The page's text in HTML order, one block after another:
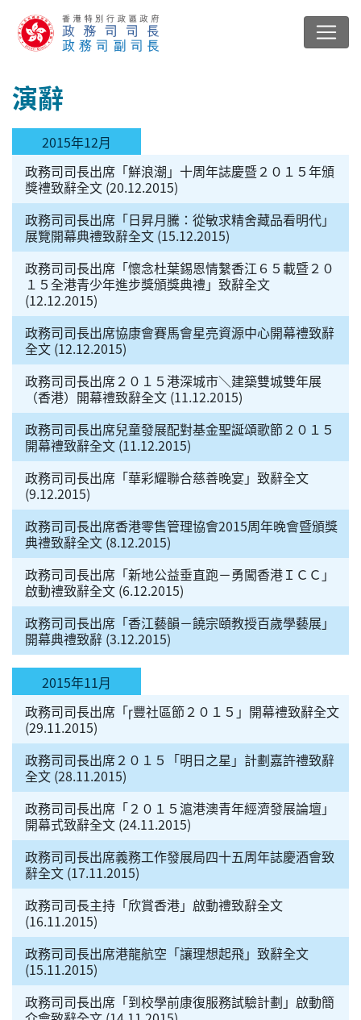
演辭
2015年12月
政務司司長出席「鮮浪潮」十周年誌慶暨２０１５年頒
獎禮致辭全文 (20.12.2015)
政務司司長出席「日昇月騰：從敏求精舍藏品看明代」
展覽開幕典禮致辭全文 (15.12.2015)
政務司司長出席「懷念杜葉錫恩情繫香江６５載暨２０
１５全港青少年進步獎頒獎典禮」致辭全文
(12.12.2015)
政務司司長出席協康會賽馬會星亮資源中心開幕禮致辭
全文 (12.12.2015)
政務司司長出席２０１５港深城市＼建築雙城雙年展
（香港）開幕禮致辭全文 (11.12.2015)
政務司司長出席兒童發展配對基金聖誕頌歌節２０１５
開幕禮致辭全文 (11.12.2015)
政務司司長出席「華彩耀聯合慈善晚宴」致辭全文
(9.12.2015)
政務司司長出席香港零售管理協會2015周年晚會暨頒獎
典禮致辭全文 (8.12.2015)
政務司司長出席「新地公益垂直跑－勇闖香港ＩＣＣ」
啟動禮致辭全文 (6.12.2015)
政務司司長出席「香江藝韻－饒宗頤教授百歲學藝展」
開幕典禮致辭 (3.12.2015)
2015年11月
政務司司長出席「豐社區節２０１５」開幕禮致辭全文
(29.11.2015)
政務司司長出席２０１５「明日之星」計劃嘉許禮致辭
全文 (28.11.2015)
政務司司長出席「２０１５滬港澳青年經濟發展論壇」
開幕式致辭全文 (24.11.2015)
政務司司長出席義務工作發展局四十五周年誌慶酒會致
辭全文 (17.11.2015)
政務司司長主持「欣賞香港」啟動禮致辭全文
(16.11.2015)
政務司司長出席港龍航空「讓理想起飛」致辭全文
(15.11.2015)
政務司司長出席「到校學前康復服務試驗計劃」啟動簡